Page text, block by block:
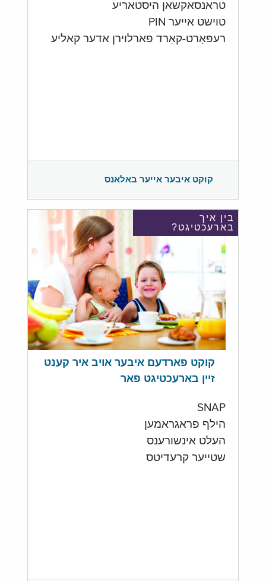
טראנסאקשאן היסטאריע
טוישט אייער PIN
רעפּאָרט-קאַרד פארלוירן אדער קאליע
קוקט איבער אייער באלאנס
בין איך
בארעכטיגט?
קוקט פארדעם איבער אויב איר קענט
זיין בארעכטיגט פאר
SNAP
הילף פראגראמען
העלט אינשורענס
שטייער קרעדיטס